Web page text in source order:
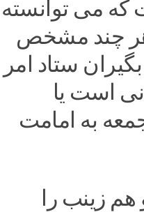
که می توانسته
هر چند مشخص
ستاد امر
تومانی است یا
به امامت
زینب را